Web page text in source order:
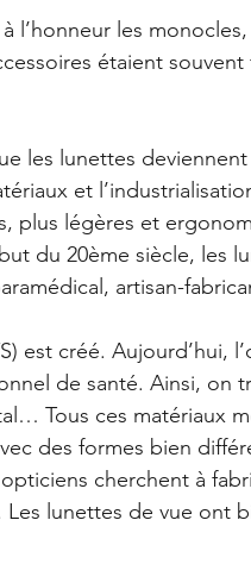
l’honneur les
étaient
les lunettes
et
plus légères et
du 20ème siècle, les
artisan-
est créé. Aujourd’hui,
de santé. Ainsi, on
Tous ces matériaux
des formes bien
cherchent à
lunettes de vue ont